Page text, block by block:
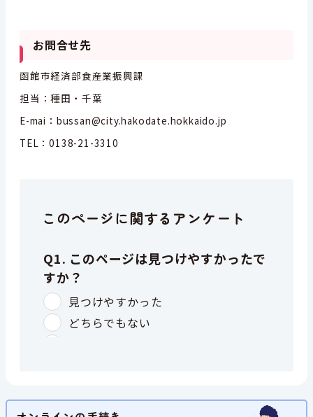
お問合せ先
函館市経済部食産業振興課
担当：種田・千葉
E-mai：bussan@city.hakodate.hokkaido.jp
TEL：0138-21-3310
このページに関するアンケート